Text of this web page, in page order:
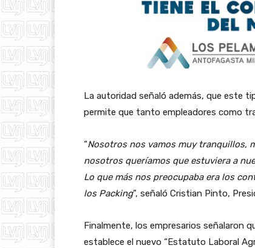
La autoridad señaló además, que este
permite que tanto empleadores como
“Nosotros nos vamos muy tranquillos,
nosotros queríamos que estuviera a
Lo que más nos preocupaba era los
los Packing”, señaló Cristian Pinto,
Finalmente, los empresarios señalaron
establece el nuevo “Estatuto Laboral